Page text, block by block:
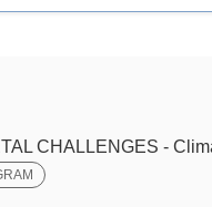
CHALLENGES -